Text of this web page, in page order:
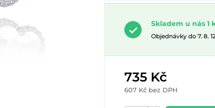
Skladem u nás 1
Objednávky do 7. 8.
735 Kč
607 Kč bez DPH